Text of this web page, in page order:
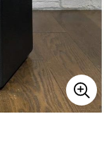
その他楽器
エフェクター
DTM